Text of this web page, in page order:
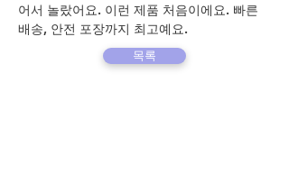
어서 놀랐어요. 이런 제품 처음이에요. 빠른
배송, 안전 포장까지 최고예요.
목록